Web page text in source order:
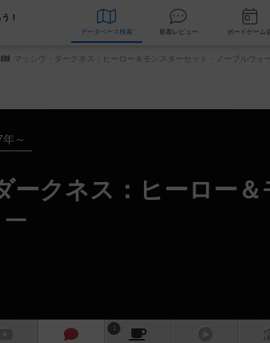
！
データベース 検索 新着レビュー
マッシヴ・ダークネス：ヒーロー＆モンスターセット・ノーブルウォ
～
ークネス：ヒーロー
1